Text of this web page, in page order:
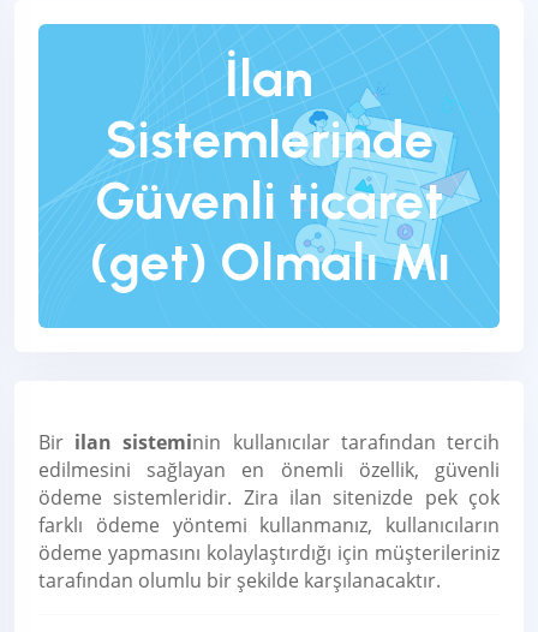
İlan
Sistemlerinde
Güvenli ticaret
(get) Olmalı Mı
Bir ilan sisteminin kullanıcılar tarafından tercih
edilmesini sağlayan en önemli özellik, güvenli
ödeme sistemleridir. Zira ilan sitenizde pek çok
farklı ödeme yöntemi kullanmanız, kullanıcıların
ödeme yapmasını kolaylaştırdığı için müşterileriniz
tarafından olumlu bir şekilde karşılanacaktır.